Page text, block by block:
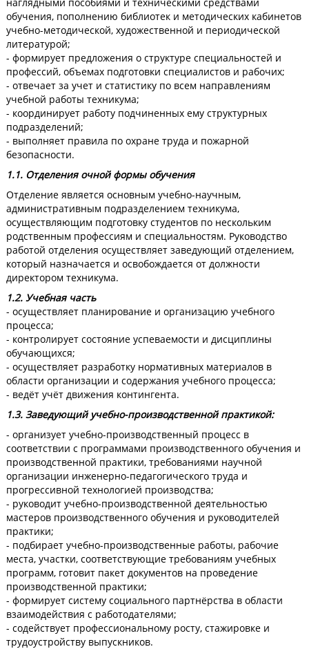
обучения, пополнению библиотек и методических кабинетов
учебно-методической, художественной и периодической
литературой;
- формирует предложения о структуре специальностей и
профессий, объемах подготовки специалистов и рабочих;
- отвечает за учет и статистику по всем направлениям
учебной работы техникума;
- координирует работу подчиненных ему структурных
подразделений;
- выполняет правила по охране труда и пожарной
безопасности.
1.1. Отделения очной формы обучения
Отделение является основным учебно-научным,
административным подразделением техникума,
осуществляющим подготовку студентов по нескольким
родственным профессиям и специальностям. Руководство
работой отделения осуществляет заведующий отделением,
который назначается и освобождается от должности
директором техникума.
1.2. Учебная часть
- осуществляет планирование и организацию учебного
процесса;
- контролирует состояние успеваемости и дисциплины
обучающихся;
- осуществляет разработку нормативных материалов в
области организации и содержания учебного процесса;
- ведёт учёт движения контингента.
1.3. Заведующий учебно-производственной практикой:
- организует учебно-производственный процесс в
соответствии с программами производственного обучения и
производственной практики, требованиями научной
организации инженерно-педагогического труда и
прогрессивной технологией производства;
- руководит учебно-производственной деятельностью
мастеров производственного обучения и руководителей
практики;
- подбирает учебно-производственные работы, рабочие
места, участки, соответствующие требованиям учебных
программ, готовит пакет документов на проведение
производственной практики;
- формирует систему социального партнёрства в области
взаимодействия с работодателями;
- содействует профессиональному росту, стажировке и
трудоустройству выпускников.